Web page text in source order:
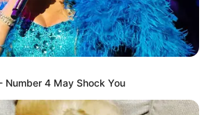
wiadomością tego tygodnia jest
nowych wydań4K UHD z
o Batmanie, które na4 czerwcajuż
studioWarner Bros. Pre-orderyna
się też, że oprócz
4K UHDz filmami „Batman”z 1989 roku,
Number 4 May Shock You